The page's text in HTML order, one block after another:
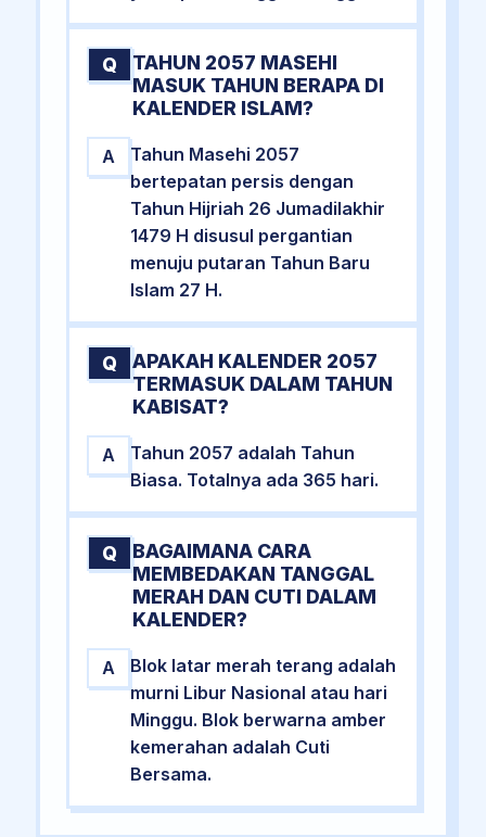
Q
TAHUN 2057 MASEHI
MASUK TAHUN BERAPA DI
KALENDER ISLAM?
A
Tahun Masehi 2057
bertepatan persis dengan
Tahun Hijriah 26 Jumadilakhir
1479 H disusul pergantian
menuju putaran Tahun Baru
Islam 27 H.
Q
APAKAH KALENDER 2057
TERMASUK DALAM TAHUN
KABISAT?
A
Tahun 2057 adalah Tahun
Biasa. Totalnya ada 365 hari.
Q
BAGAIMANA CARA
MEMBEDAKAN TANGGAL
MERAH DAN CUTI DALAM
KALENDER?
A
Blok latar merah terang adalah
murni Libur Nasional atau hari
Minggu. Blok berwarna amber
kemerahan adalah Cuti
Bersama.